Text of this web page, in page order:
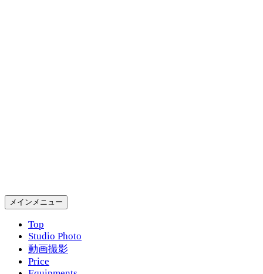
検
索
メインメニュー
Top
Studio Photo
動画撮影
Price